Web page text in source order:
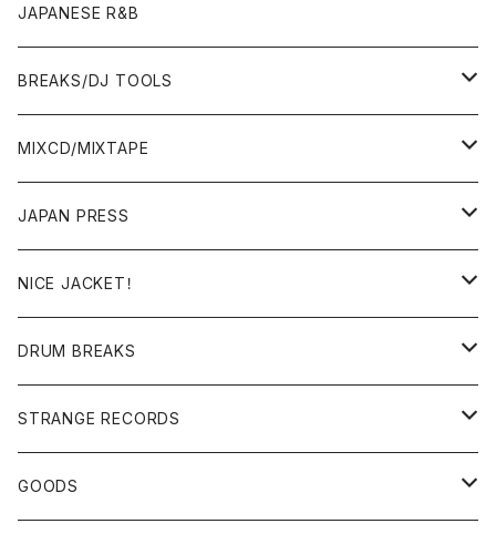
OTHERS
JAPANESE R&B
BREAKS/DJ TOOLS
BREAKS/MEGAMIX/CUT UP
RE-EDIT/DJ TOOLS
MIXCD/MIXTAPE
MIXCD
日本語ラップ
JAPANESE DJ
MIXTAPE
JAPAN PRESS
LP(+ OBI)
7"/12"
NICE JACKET！
DONUTS 45
GIRLS
HIPHOP CLASSIC GALLERY
DRUM BREAKS
US/UK/OTHERS
JAPANESE
STRANGE RECORDS
DRUM DRUM DRUM/KARAOKE
GOODS